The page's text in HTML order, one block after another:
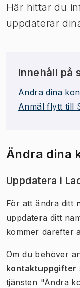
Här hittar du
uppdaterar
Innehåll på
Ändra dina
Anmäl flytt till
Ändra dina
Uppdatera i
För att ändra ditt
uppdatera ditt
kommer därefter
Om du behöver
kontaktuppgifter
tjänsten "Ändra